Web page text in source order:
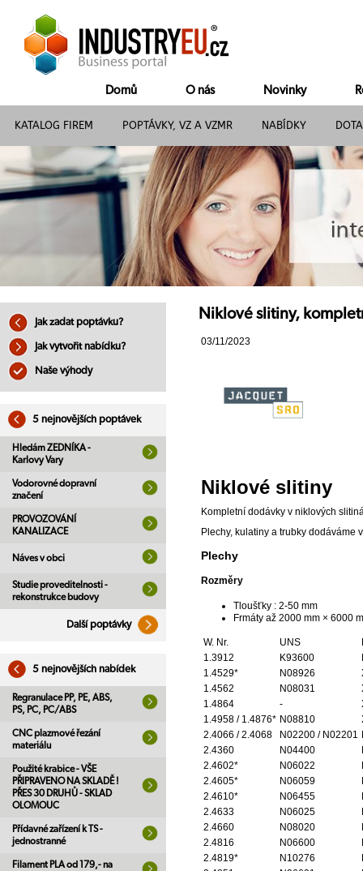
Domů O nás Novinky
KATALOG FIREM POPTÁVKY, VZ A VZMR NABÍDKY
Jak zadat poptávku?
Jak vytvořit nabídku?
Naše výhody
5 nejnovějších poptávek
Hledám ZEDNÍKA -
Karlovy Vary
Vodorovné dopravní
značení
PROVOZOVÁNÍ
KANALIZACE
Náves v obci
Studie proveditelnosti -
rekonstrukce budovy
Další poptávky
5 nejnovějších nabídek
Regranulace PP, PE, ABS,
PS, PC, PC/ABS
CNC plazmové řezání
materiálu
Použité krabice - VŠE
PŘIPRAVENO NA SKLADĚ !
PŘES 30 DRUHŮ - SKLAD
OLOMOUC
Přídavné zařízení k TS -
jednostranné
Filament PLA od 179,- na
Niklové slitiny,
03/11/2023
Niklové slitiny
Kompletní dodávky v niklových
Plechy, kulatiny a trubky
Plechy
Rozměry
Tloušťky : 2-50 mm
Frmáty až 2000 mm × 6000
W. Nr. UNS
1.3912
K93600
1.4529*
N08926
1.4562
N08031
1.4864
-
1.4958 / 1.4876* N08810
2.4066 / 2.4068
N02200 / N02201
2.4360
N04400
2.4602*
N06022
2.4605*
N06059
2.4610*
N06455
2.4633
N06025
2.4660
N08020
2.4816
N06600
2.4819*
N10276